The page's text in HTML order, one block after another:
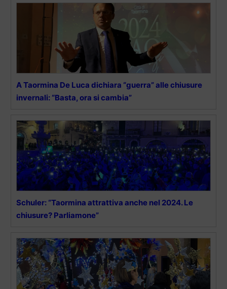
A Taormina De Luca dichiara “guerra” alle chiusure
invernali: “Basta, ora si cambia”
Schuler: “Taormina attrattiva anche nel 2024. Le
chiusure? Parliamone”